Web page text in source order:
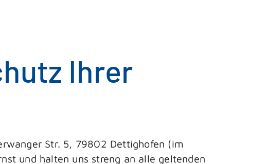
Ihrer
Str. 5, 79802 Dettighofen (im
und halten uns streng an alle geltenden